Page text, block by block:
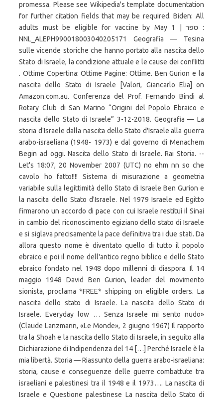
promessa. Please see Wikipedia's template documentation
for further citation fields that may be required. Biden: All
adults must be eligible for vaccine by May 1 | ספר :
NNL_ALEPH990018003040205171 Geografia — Tesina
sulle vicende storiche che hanno portato alla nascita dello
Stato di Israele, la condizione attuale e le cause dei conflitti
. Ottime Copertina: Ottime Pagine: Ottime. Ben Gurion e la
nascita dello Stato di Israele [Valori, Giancarlo Elia] on
Amazon.com.au. Conferenza del Prof. Fernando Bindi al
Rotary Club di San Marino “Origini del Popolo Ebraico e
nascita dello Stato di Israele” 3-12-2018. Geografia — La
storia d'Israele dalla nascita dello Stato d'Israele alla guerra
arabo-israeliana (1948- 1973) e dal governo di Menachem
Begin ad oggi. Nascita dello Stato di Israele. Rai Storia. --
Let's 18:07, 20 November 2007 (UTC) no ehm nn so che
cavolo ho fatto!!!! Sistema di misurazione a geometria
variabile sulla legittimità dello Stato di Israele Ben Gurion e
la nascita dello Stato d'Israele. Nel 1979 Israele ed Egitto
firmarono un accordo di pace con cui Israele restituì il Sinai
in cambio del riconoscimento egiziano dello stato di Israele
e si siglava precisamente la pace definitiva tra i due stati. Da
allora questo nome è diventato quello di tutto il popolo
ebraico e poi il nome dell'antico regno biblico e dello Stato
ebraico fondato nel 1948 dopo millenni di diaspora. Il 14
maggio 1948 David Ben Gurion, leader del movimento
sionista, proclama *FREE* shipping on eligible orders. La
nascita dello stato di Israele. La nascita dello Stato di
Israele. Everyday low … Senza Israele mi sento nudo»
(Claude Lanzmann, «Le Monde», 2 giugno 1967) Il rapporto
tra la Shoah e la nascita dello Stato di Israele, in seguito alla
Dichiarazione di Indipendenza del 14 […] Perché Israele è la
mia libertà. Storia — Riassunto della guerra arabo-israeliana:
storia, cause e conseguenze delle guerre combattute tra
israeliani e palestinesi tra il 1948 e il 1973…. La nascita di
Israele e Questione palestinese La nascita dello Stato di